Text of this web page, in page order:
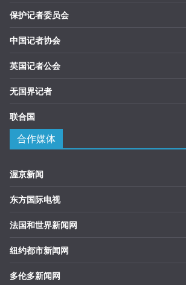
保护记者委员会
中国记者协会
英国记者公会
无国界记者
联合国
合作媒体
渥京新闻
东方国际电视
法国和世界新闻网
纽约都市新闻网
多伦多新闻网